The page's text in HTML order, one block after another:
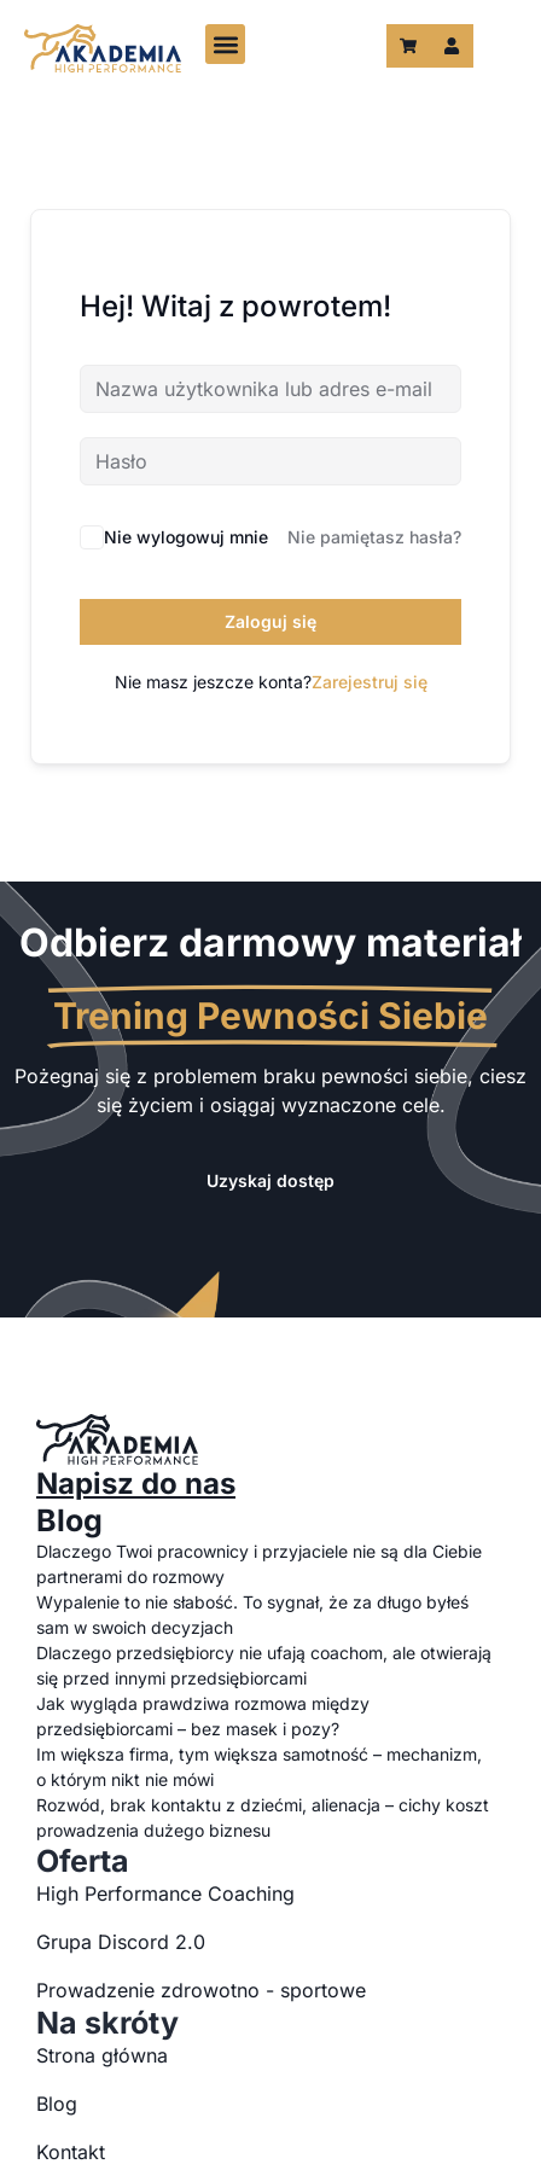
treści
Hej! Witaj z powrotem!
Nie wylogowuj mnie Nie pamiętasz hasła?
Zaloguj się
Nie masz jeszcze konta?Zarejestruj się
Odbierz darmowy materiał
Trening Pewności Siebie
Pożegnaj się z problemem braku pewności siebie, ciesz
się życiem i osiągaj wyznaczone cele.
Uzyskaj dostęp
Napisz do nas
Blog
Dlaczego Twoi pracownicy i przyjaciele nie są dla Ciebie
partnerami do rozmowy
Wypalenie to nie słabość. To sygnał, że za długo byłeś
sam w swoich decyzjach
Dlaczego przedsiębiorcy nie ufają coachom, ale otwierają
się przed innymi przedsiębiorcami
Jak wygląda prawdziwa rozmowa między
przedsiębiorcami – bez masek i pozy?
Im większa firma, tym większa samotność – mechanizm,
o którym nikt nie mówi
Rozwód, brak kontaktu z dziećmi, alienacja – cichy koszt
prowadzenia dużego biznesu
Oferta
High Performance Coaching
Grupa Discord 2.0
Prowadzenie zdrowotno - sportowe
Na skróty
Strona główna
Blog
Kontakt